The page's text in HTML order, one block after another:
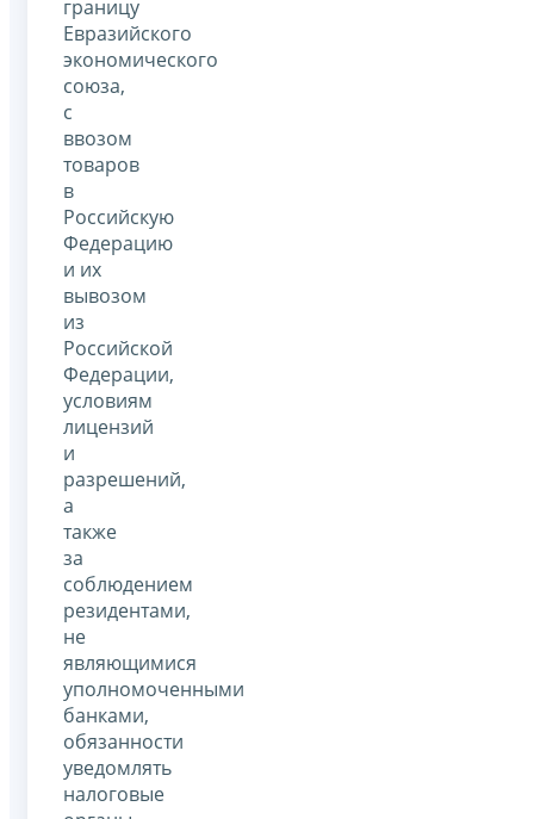
границу
Евразийского
экономического
союза,
с
ввозом
товаров
в
Российскую
Федерацию
и их
вывозом
из
Российской
Федерации,
условиям
лицензий
и
разрешений,
а
также
за
соблюдением
резидентами,
не
являющимися
уполномоченными
банками,
обязанности
уведомлять
налоговые